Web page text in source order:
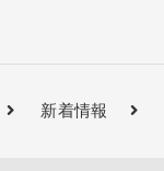
新着情報